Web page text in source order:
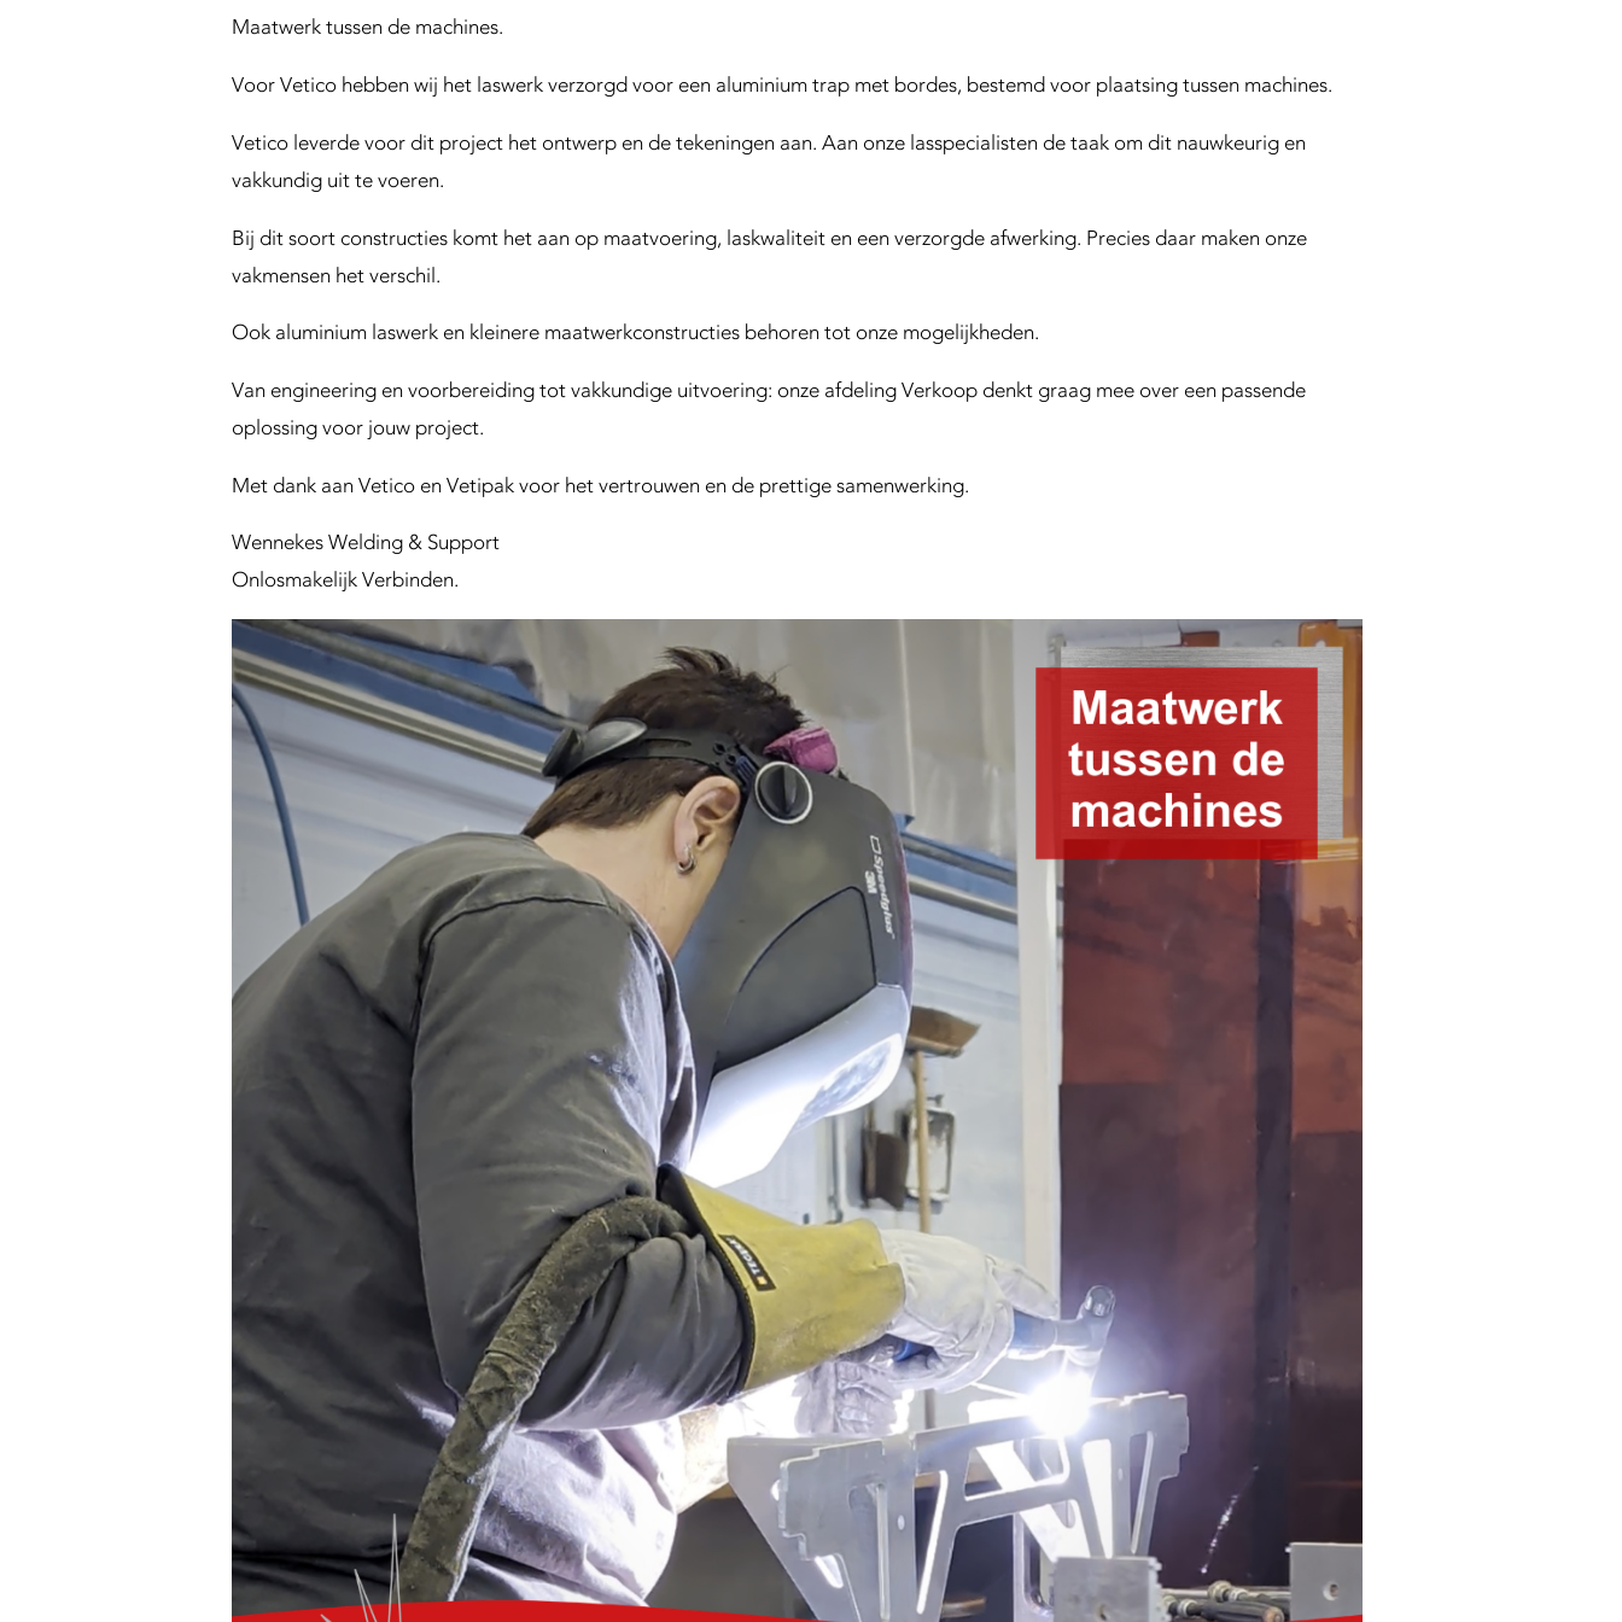
g
S
u
p
p
o
r
t
Maatwerk tussen de machines.
Voor Vetico hebben wij het laswerk verzorgd voor een aluminium trap met bordes, bestemd voor plaatsing tussen machines.
Vetico leverde voor dit project het ontwerp en de tekeningen aan. Aan onze lasspecialisten de taak om dit nauwkeurig en
vakkundig uit te voeren.
Bij dit soort constructies komt het aan op maatvoering, laskwaliteit en een verzorgde afwerking. Precies daar maken onze
vakmensen het verschil.
Ook aluminium laswerk en kleinere maatwerkconstructies behoren tot onze mogelijkheden.
Van engineering en voorbereiding tot vakkundige uitvoering: onze afdeling Verkoop denkt graag mee over een passende
oplossing voor jouw project.
Met dank aan Vetico en Vetipak voor het vertrouwen en de prettige samenwerking.
Wennekes Welding & Support
Onlosmakelijk Verbinden.